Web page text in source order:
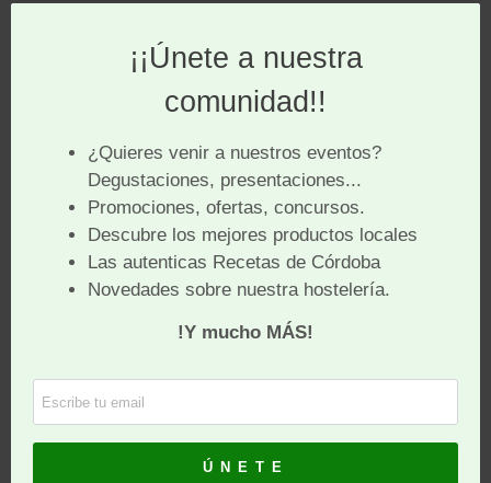
Sabores de Córdoba fue la convocatoria del
concurso degastronomía líquida
marzo de 2020, en esta ocasión ha sido el
turno de lagastronomía sóliday en
concreto de las regañás, como símbolo del
tapeo cordobés, celebrando la que se ha
convertido en la primera cata de regañás
como las de vino o aceite, nunca, hasta
Córdoba, negocio de catas, talleres y actividades en